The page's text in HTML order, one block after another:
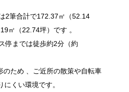
計で172.37㎡（52.14
㎡（22.74坪）です 。
停までは徒歩約2分（約
ため 、ご近所の散策や自転車
にくい環境です。